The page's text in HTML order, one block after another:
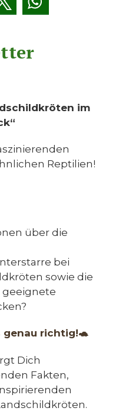
im
Reptilien!
über die
bei
sowie die
genau richtig!🐢
Dich
Fakten,